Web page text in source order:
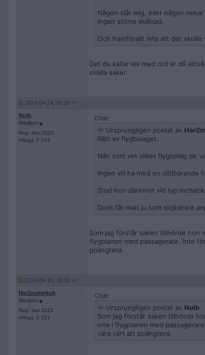
Någon slår mig, eller någon
Ingen större skillnad.
Och framförallt inte att det skulle
Det du kallar lek med ord är då
skilda saker.
2024-04-14, 16:16
Nulb
Medlem
Reg: Nov 2010
Inlägg: 7 214
Citat:
Ursprungligen postat av
Rätt av flygbolaget.
Nån som vet vilket flygbolag de
Ingen vill ha med en slöjbärande
Stod hon däremot vid typ
Dock får man ju som slöjbärare
Som jag förstår saken tillhörde hon
flygplanen med passagerare. Inte
poängtera.
2024-04-14, 16:18
Har2meterkuk
Medlem
Reg: Jan 2023
Inlägg: 3 151
Citat:
Ursprungligen postat av Nulb
Som jag förstår saken tillhörde
inte i flygplanen med
vara värt att poängtera.